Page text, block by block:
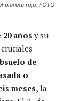
planeta rojo. FOTO:
20 años y su
cruciales
de
o
meses, la